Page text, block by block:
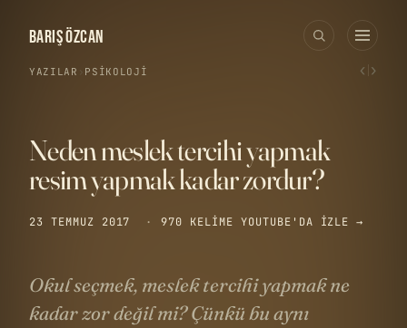
BARIŞ ÖZCAN
YAZILAR PSIKOLOJI ‹ ›
Neden meslek tercihi yapmak
resim yapmak kadar zordur?
23 TEMMUZ 2017 · 970 KELIME YOUTUBE'DA IZLE →
Okul seçmek, meslek tercihi yapmak ne
kadar zor değil mi? Çünkü bu aynı